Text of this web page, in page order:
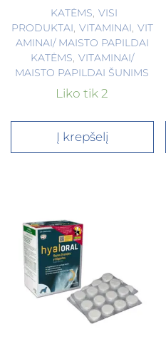
KATĖMS VISI
PRODUKTAI VITAMINAI VIT
AMINAI/ MAISTO PAPILDAI
KATĖMS VITAMINAI/
MAISTO PAPILDAI ŠUNIMS
Liko tik 2
Į krepšelį